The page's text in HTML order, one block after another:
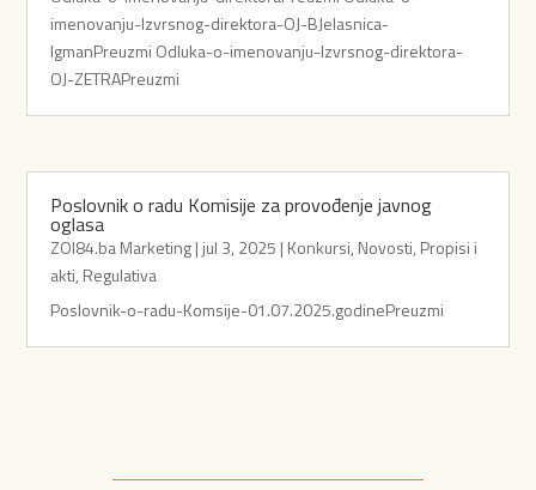
imenovanju-Izvrsnog-direktora-OJ-BJelasnica-
IgmanPreuzmi Odluka-o-imenovanju-Izvrsnog-direktora-
OJ-ZETRAPreuzmi
Poslovnik o radu Komisije za provođenje javnog
oglasa
ZOI84.ba Marketing|jul 3, 2025 | Konkursi, Novosti, Propisi i
akti, Regulativa
Poslovnik-o-radu-Komsije-01.07.2025.godinePreuzmi